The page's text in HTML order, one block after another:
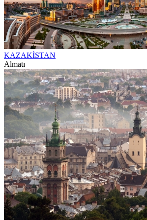
KAZAKİSTAN
Almatı